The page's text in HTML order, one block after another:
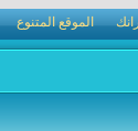
الموقع المتنوع